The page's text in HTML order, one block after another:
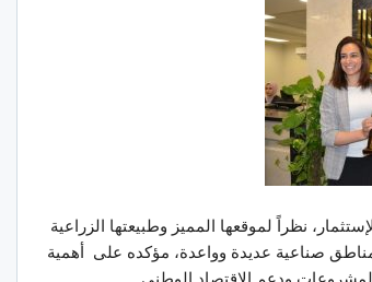
نظراً لموقعها المميز وطبيعتها الزراعية
ومناطق صناعية عديدة وواعدة، مؤكده على أهمية
ودعم الإقتصاد الوطني .